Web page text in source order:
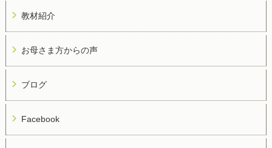
教材紹介
お母さま方からの声
ブログ
Facebook